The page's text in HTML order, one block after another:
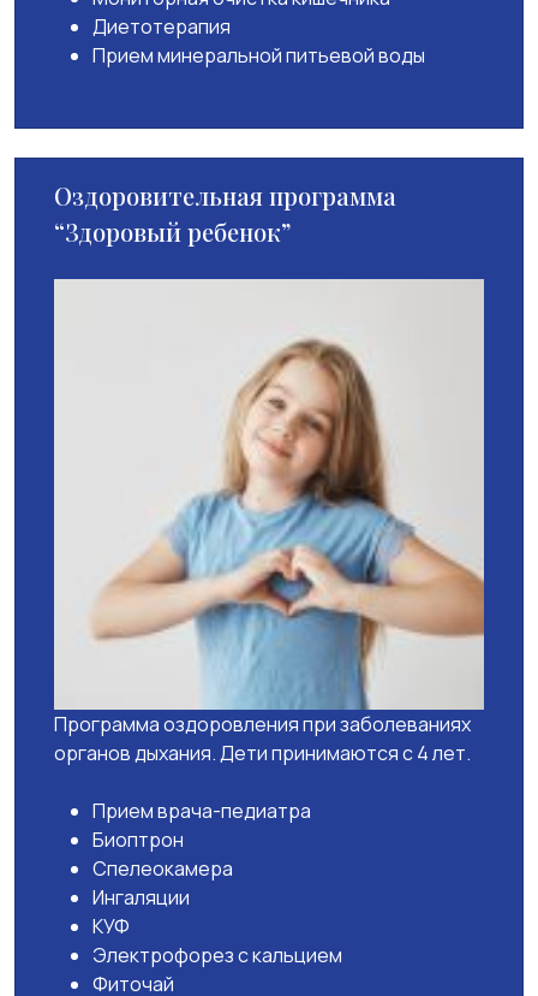
Диетотерапия
Прием минеральной питьевой воды
Оздоровительная программа
“Здоровый ребенок”
Программа оздоровления при заболеваниях
органов дыхания. Дети принимаются с 4 лет.
Прием врача-педиатра
Биоптрон
Спелеокамера
Ингаляции
КУФ
Электрофорез с кальцием
Фиточай